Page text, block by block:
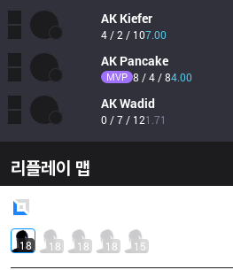
AK Kiefer
4 / 2 / 107.00
AK Pancake
MVP 8 / 4 / 84.00
AKWadid
0 / 7 / 121.71
리플레이 맵
18 18 18 18 15